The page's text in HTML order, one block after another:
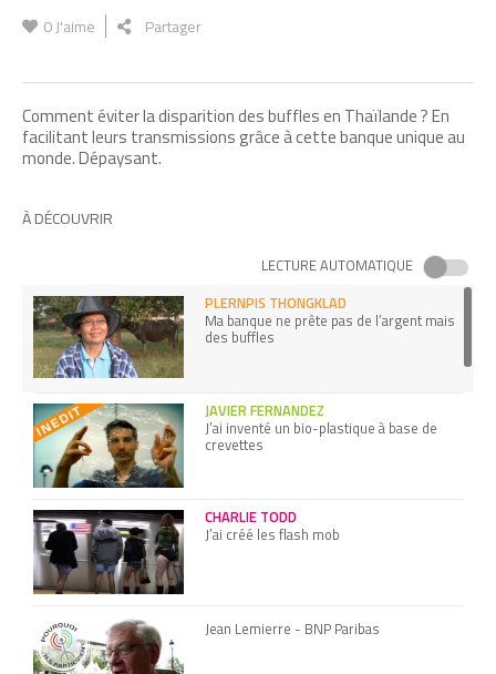
0J'aime Partager
Comment éviter la disparition des buffles en Thaïlande ? En
facilitant leurs transmissions grâce à cette banque unique au
monde. Dépaysant.
À DÉCOUVRIR
LECTURE AUTOMATIQUE
PLERNPIS THONGKLAD
Ma banque ne prête pas de l’argent mais
des buffles
JAVIER FERNANDEZ
J’ai inventé un bio-plastique à base de
crevettes
CHARLIE TODD
J’ai créé les flash mob
Jean Lemierre - BNP Paribas